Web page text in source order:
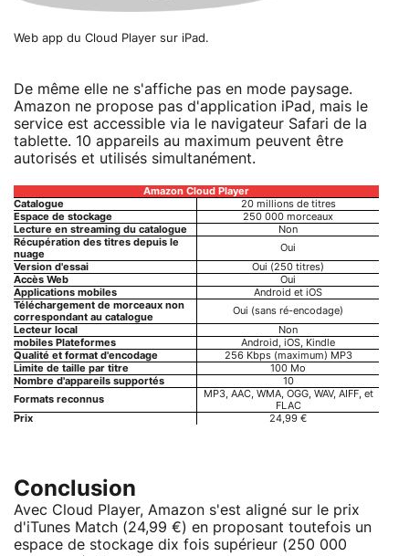
Web app du Cloud Player sur iPad.
De même elle ne s'affiche pas en mode paysage.
Amazon ne propose pas d'application iPad, mais le
service est accessible via le navigateur Safari de la
tablette. 10 appareils au maximum peuvent être
autorisés et utilisés simultanément.
Amazon Cloud Player
Catalogue
20 millions de titres
Espace de stockage
250 000 morceaux
Lecture en streaming du catalogue
Non
Récupération des titres depuis le
nuage
Oui
Version d'essai
Oui (250 titres)
Accès Web
Oui
Applications mobiles
Android et iOS
Téléchargement de morceaux non
correspondant au catalogue
Oui (sans ré-encodage)
Lecteur local
Non
mobiles Plateformes
Android, iOS, Kindle
Qualité et format d'encodage
256 Kbps (maximum) MP3
Limite de taille par titre
100 Mo
Nombre d'appareils supportés
10
Formats reconnus
MP3, AAC, WMA, OGG, WAV, AIFF, et
FLAC
Prix
24,99 €
Conclusion
Avec Cloud Player, Amazon s'est aligné sur le prix
d'iTunes Match (24,99 €) en proposant toutefois un
espace de stockage dix fois supérieur (250 000